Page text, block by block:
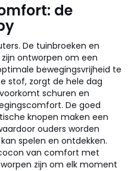
de
De tuinbroeken en
ontworpen om een
bewegingsvrijheid te
stof, zorgt de hele dag
schuren en
De goed
knopen maken een
ouders worden
spelen en ontdekken.
van comfort met
zijn om elk moment